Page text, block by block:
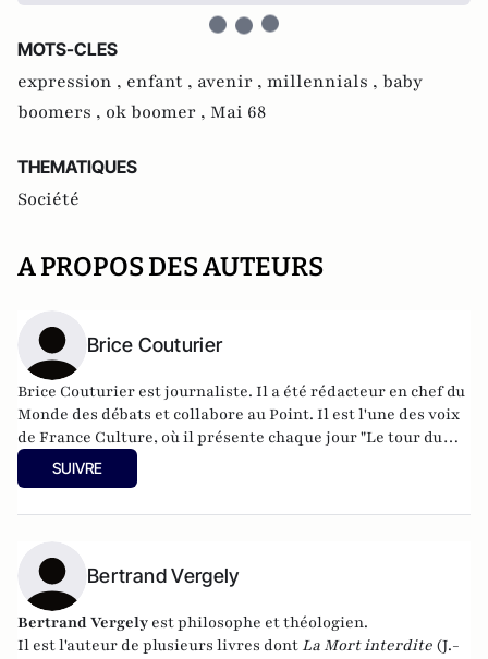
MOTS-CLES
expression , enfant , avenir , millennials , baby
boomers , ok boomer , Mai 68
THEMATIQUES
Société
A PROPOS DES AUTEURS
Brice Couturier
Brice Couturier est journaliste. Il a été rédacteur en chef du
Monde des débats et collabore au Point. Il est l'une des voix
de France Culture, où il présente chaque jour "Le tour du
monde des idées". Il est notamment l'auteur du très
remarqué Macron, un président philosophe (Éditions de
SUIVRE
Bertrand Vergely
Bertrand Vergely est philosophe et théologien.
Il est l'auteur de plusieurs livres dont La Mort interdite (J.-